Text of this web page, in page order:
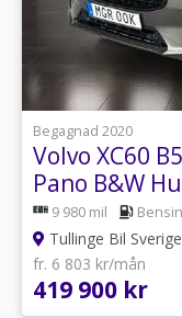
Begagnad 2020
Volvo XC60
Pano B&W
9 980 mil Bensin
Tullinge Bil
fr. 6 803 kr/mån
419 900 kr